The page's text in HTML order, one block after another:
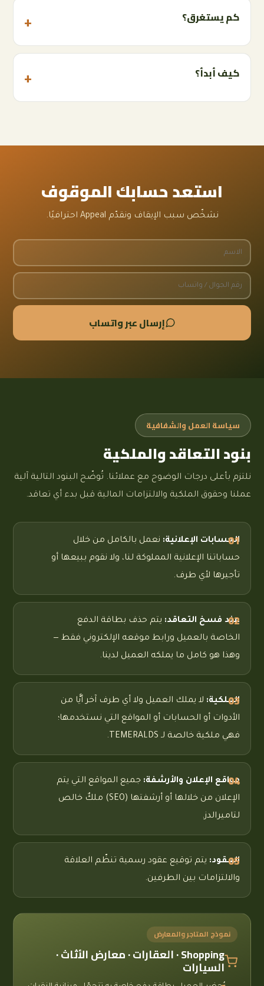
كم يستغرق؟
كيف أبدأ؟
استعد حسابك الموقوف
نشخّص سبب الإيقاف ونقدّم Appeal احترافيًا.
إرسال عبر واتساب
سياسة العمل والشفافية
بنود التعاقد والملكية
نلتزم بأعلى درجات الوضوح مع عملائنا. تُوضّح البنود التالية آلية
عملنا وحقوق الملكية والالتزامات المالية قبل بدء أي تعاقد.
الحسابات الإعلانية: نعمل بالكامل من خلال
حساباتنا الإعلانية المملوكة لنا، ولا نقوم ببيعها أو
تأجيرها لأي طرف.
عند فسخ التعاقد: يتم حذف بطاقة الدفع
الخاصة بالعميل ورابط موقعه الإلكتروني فقط —
وهذا هو كامل ما يملكه العميل لدينا.
الملكية: لا يملك العميل ولا أي طرف آخر أيًّا من
الأدوات أو الحسابات أو المواقع التي نستخدمها؛
فهي ملكية خالصة لـ TEMERALDS.
مواقع الإعلان والأرشفة: جميع المواقع التي يتم
الإعلان من خلالها أو أرشفتها (SEO) ملكٌ خالص
لتاميرالدز.
العقود: يتم توقيع عقود رسمية تنظّم العلاقة
والالتزامات بين الطرفين.
نموذج المتاجر والمعارض
Shopping · العقارات · معارض الأثاث ·
السيارات